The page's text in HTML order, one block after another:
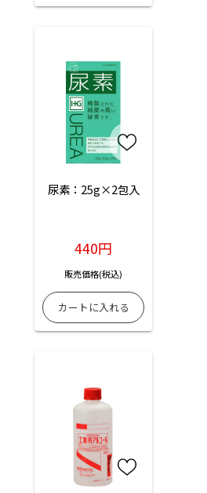
尿素：25g×2包入
440円
販売価格(税込)